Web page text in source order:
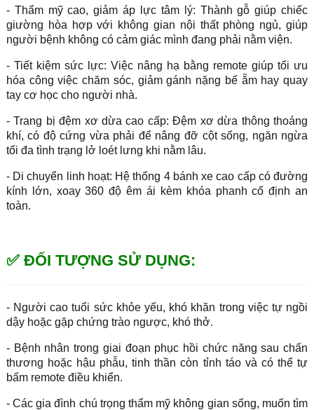
- Thẩm mỹ cao, giảm áp lực tâm lý: Thành gỗ giúp chiếc
giường hòa hợp với không gian nội thất phòng ngủ, giúp
người bệnh không có cảm giác mình đang phải nằm viện.
- Tiết kiệm sức lực: Việc nâng hạ bằng remote giúp tối ưu
hóa công việc chăm sóc, giảm gánh nặng bế ẵm hay quay
tay cơ học cho người nhà.
- Trang bị đệm xơ dừa cao cấp: Đệm xơ dừa thông thoáng
khí, có độ cứng vừa phải để nâng đỡ cột sống, ngăn ngừa
tối đa tình trạng lở loét lưng khi nằm lâu.
- Di chuyển linh hoạt: Hệ thống 4 bánh xe cao cấp có đường
kính lớn, xoay 360 độ êm ái kèm khóa phanh cố định an
toàn.
✅ ĐỐI TƯỢNG SỬ DỤNG:
- Người cao tuổi sức khỏe yếu, khó khăn trong việc tự ngồi
dậy hoặc gặp chứng trào ngược, khó thở.
- Bệnh nhân trong giai đoạn phục hồi chức năng sau chấn
thương hoặc hậu phẫu, tinh thần còn tỉnh táo và có thể tự
bấm remote điều khiển.
- Các gia đình chú trọng thẩm mỹ không gian sống, muốn tìm